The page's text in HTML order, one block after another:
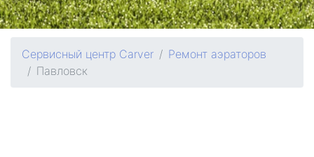
Сервисный центр Carver
Ремонт аэраторов
Павловск